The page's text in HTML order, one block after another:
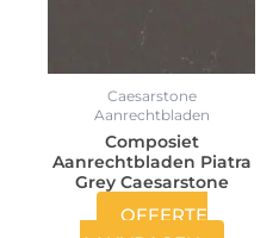
Caesarstone
Aanrechtbladen
Composiet
Aanrechtbladen Piatra
Grey Caesarstone
OFFERTE